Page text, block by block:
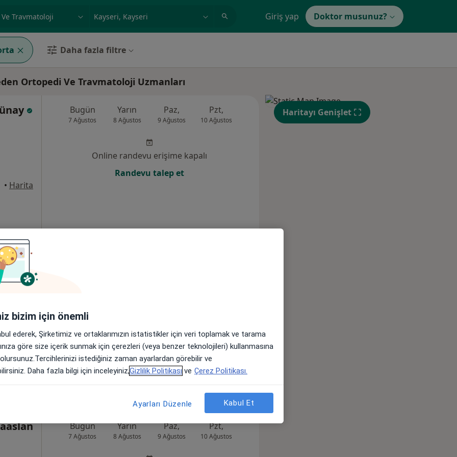
Giriş yap Doktor musunuz?
Daha fazla filtre
Ortopedi Ve Travmatoloji Uzmanları
• Harita
Bugün
7 Ağustos
Yarın
8 Ağustos
Paz,
9 Ağustos
Pzt,
10 Ağustos 11 Ağustos
Çar,
12 Ağustos
Per,
13 Ağustos
Online randevu erişime kapalı
Randevu talep et
• Harita
Randevu talep et
Bugün
7 Ağustos
Yarın
8 Ağustos
Paz,
9 Ağustos
Pzt,
10 Ağustos
Sal,
Haritayı Genişlet
bizim için önemli
ederek, Şirketimiz ve ortaklarımızın istatistikler için veri toplamak ve tarama
göre size içerik sunmak için çerezleri (veya benzer teknolojileri) kullanmasına
istediğiniz zaman ayarlardan görebilir ve
Daha fazla bilgi için inceleyiniz,Gizlilik Politikası ve Çerez Politikası.
Ayarları Düzenle Kabul Et